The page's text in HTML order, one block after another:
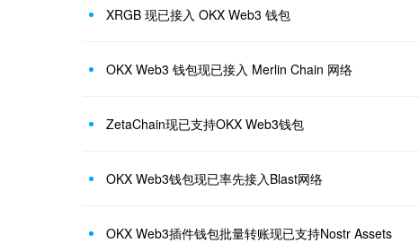
XRGB 现已接入 OKX Web3 钱包
OKX Web3 钱包现已接入 Merlin Chain 网络
ZetaChain现已支持OKX Web3钱包
OKX Web3钱包现已率先接入Blast网络
OKX Web3插件钱包批量转账现已支持Nostr Assets